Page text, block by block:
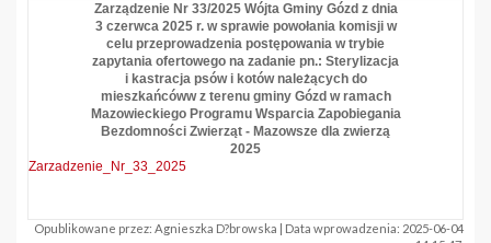
Zarządzenie Nr 33/2025 Wójta Gminy Gózd z dnia
3 czerwca 2025 r. w sprawie powołania komisji w
celu przeprowadzenia postępowania w trybie
zapytania ofertowego na zadanie pn.: Sterylizacja
i kastracja psów i kotów należących do
mieszkańcóww z terenu gminy Gózd w ramach
Mazowieckiego Programu Wsparcia Zapobiegania
Bezdomności Zwierząt - Mazowsze dla zwierzą
2025
Zarzadzenie_Nr_33_2025
Opublikowane przez: Agnieszka D?browska | Data wprowadzenia: 2025-06-04